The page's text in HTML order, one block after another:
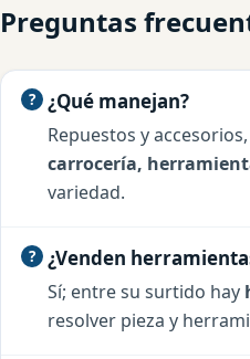
Preguntas
¿Qué manejan?
Repuestos y accesorios,
carrocería,
variedad.
¿Venden
Sí; entre su surtido hay
resolver pieza y